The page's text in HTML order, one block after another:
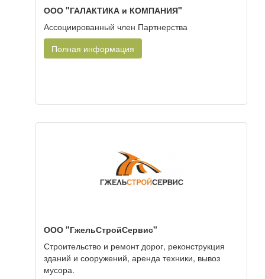
ООО "ГАЛАКТИКА и КОМПАНИЯ"
Ассоциированный член Партнерства
Полная информация
ООО "ГжельСтройСервис"
Строительство и ремонт дорог, реконструкция
зданий и сооружений, аренда техники, вывоз
мусора.